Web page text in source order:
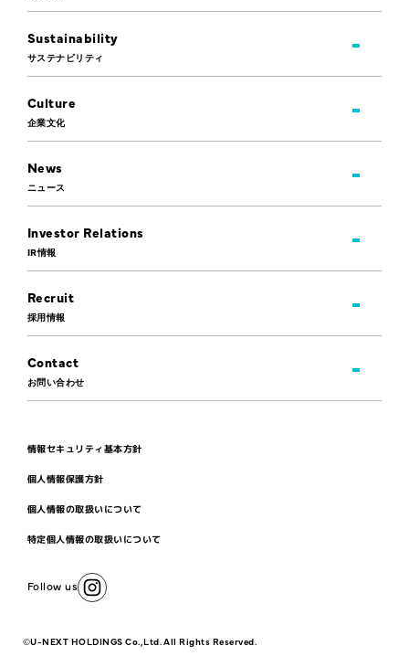
Sustainability
サステナビリティ
Culture
企業文化
News
ニュース
Investor Relations
IR情報
Recruit
採用情報
Contact
お問い合わせ
情報セキュリティ基本方針
個人情報保護方針
個人情報の取扱いについて
特定個人情報の取扱いについて
Follow us
©U-NEXT HOLDINGS Co.,Ltd. All Rights Reserved.